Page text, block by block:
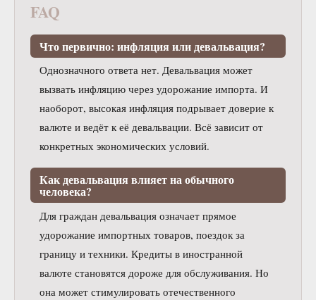
FAQ
Что первично: инфляция или девальвация?
Однозначного ответа нет. Девальвация может
вызвать инфляцию через удорожание импорта. И
наоборот, высокая инфляция подрывает доверие к
валюте и ведёт к её девальвации. Всё зависит от
конкретных экономических условий.
Как девальвация влияет на обычного
человека?
Для граждан девальвация означает прямое
удорожание импортных товаров, поездок за
границу и техники. Кредиты в иностранной
валюте становятся дороже для обслуживания. Но
она может стимулировать отечественного